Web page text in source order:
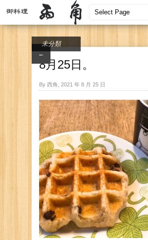
←
未分類
8月25日。
By 西角, 2021 年 8 月 25 日